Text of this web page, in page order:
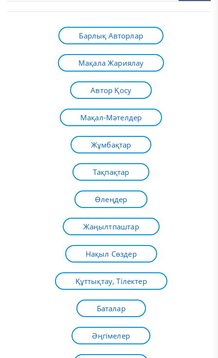
Барлық Авторлар
Мақала Жариялау
Автор Қосу
Мақал-Мәтелдер
Жұмбақтар
Тақпақтар
Өлеңдер
Жаңылтпаштар
Нақыл Сөздер
Құттықтау, Тілектер
Баталар
Әңгімелер